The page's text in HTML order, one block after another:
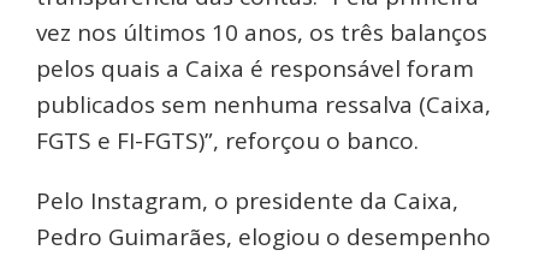
vez nos últimos 10 anos, os três balanços
pelos quais a Caixa é responsável foram
publicados sem nenhuma ressalva (Caixa,
FGTS e FI-FGTS)”, reforçou o banco.
Pelo Instagram, o presidente da Caixa,
Pedro Guimarães, elogiou o desempenho